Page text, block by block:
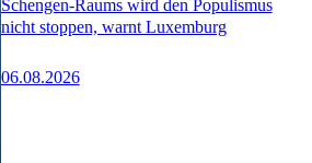
Schengen-Raums wird den Populismus
nicht stoppen, warnt Luxemburg
06.08.2026